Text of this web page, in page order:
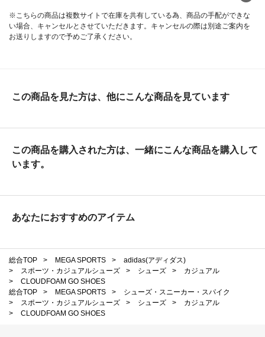
※こちらの商品は複数サイトで在庫を共有している為、商品の手配ができな
い場合、キャンセルとさせていただきます。キャンセルの際は別途ご案内を
お送りしますので予めご了承ください。
この商品を見た方は、他にこんな商品を見ています
この商品を購入された方は、一緒にこんな商品を購入して
います。
あなたにおすすめのアイテム
総合TOP > MEGA SPORTS >
adidas(アディダス)
>
スポーツ・カジュアルシューズ > シューズ >
カジュアル
>
CLOUDFOAM GO SHOES
総合TOP
> MEGA SPORTS >
シューズ・スニーカー・スパイク
>
スポーツ・カジュアルシューズ > シューズ >
カジュアル
>
CLOUDFOAM GO SHOES